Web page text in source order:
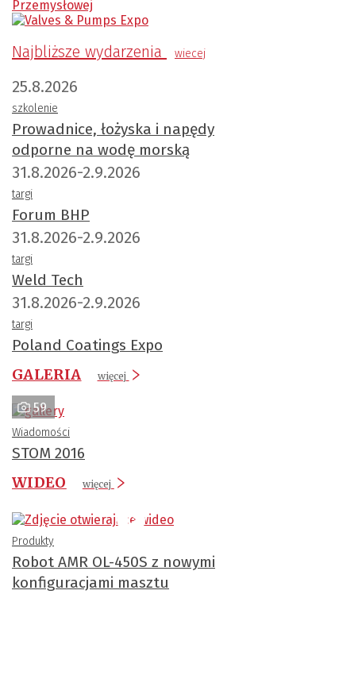
Najbliższe wydarzenia wiecej
25.8.2026
szkolenie
Prowadnice, łożyska i napędy
odporne na wodę morską
31.8.2026-2.9.2026
targi
Forum BHP
31.8.2026-2.9.2026
targi
Weld Tech
31.8.2026-2.9.2026
targi
Poland Coatings Expo
GALERIA
więcej
59
Wiadomości
STOM 2016
WIDEO
więcej
Produkty
Robot AMR OL-450S z nowymi
konfiguracjami masztu